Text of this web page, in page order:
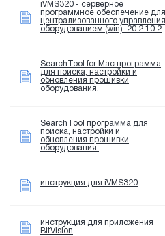
iVMS320 - серверное
программное обеспечение для
централизованного управления
оборудованием (win). 20.2.10.2
SearchTool for Mac программа
для поиска, настройки и
обновления прошивки
оборудования.
SearchTool программа для
поиска, настройки и
обновления прошивки
оборудования.
инструкция для iVMS320
инструкция для приложения
BitVision